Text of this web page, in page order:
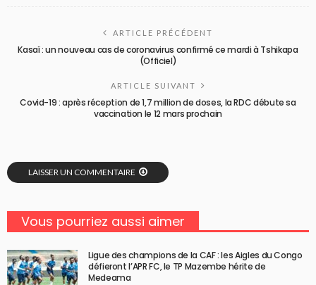
ARTICLE PRÉCÉDENT
Kasaï : un nouveau cas de coronavirus confirmé ce mardi à Tshikapa
(Officiel)
ARTICLE SUIVANT
Covid-19 : après réception de 1,7 million de doses, la RDC débute sa
vaccination le 12 mars prochain
LAISSER UN COMMENTAIRE
Vous pourriez aussi aimer
Ligue des champions de la CAF : les Aigles du Congo
défieront l’APR FC, le TP Mazembe hérite de
Medeama